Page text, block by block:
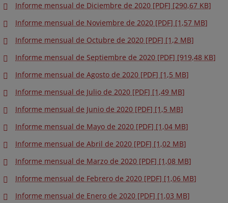
Informe mensual de Diciembre de 2020 [PDF] [290,67 KB]
Informe mensual de Noviembre de 2020 [PDF] [1,57 MB]
Informe mensual de Octubre de 2020 [PDF] [1,2 MB]
Informe mensual de Septiembre de 2020 [PDF] [919,48 KB]
Informe mensual de Agosto de 2020 [PDF] [1,5 MB]
Informe mensual de Julio de 2020 [PDF] [1,49 MB]
Informe mensual de Junio de 2020 [PDF] [1,5 MB]
Informe mensual de Mayo de 2020 [PDF] [1,04 MB]
Informe mensual de Abril de 2020 [PDF] [1,02 MB]
Informe mensual de Marzo de 2020 [PDF] [1,08 MB]
Informe mensual de Febrero de 2020 [PDF] [1,06 MB]
Informe mensual de Enero de 2020 [PDF] [1,03 MB]